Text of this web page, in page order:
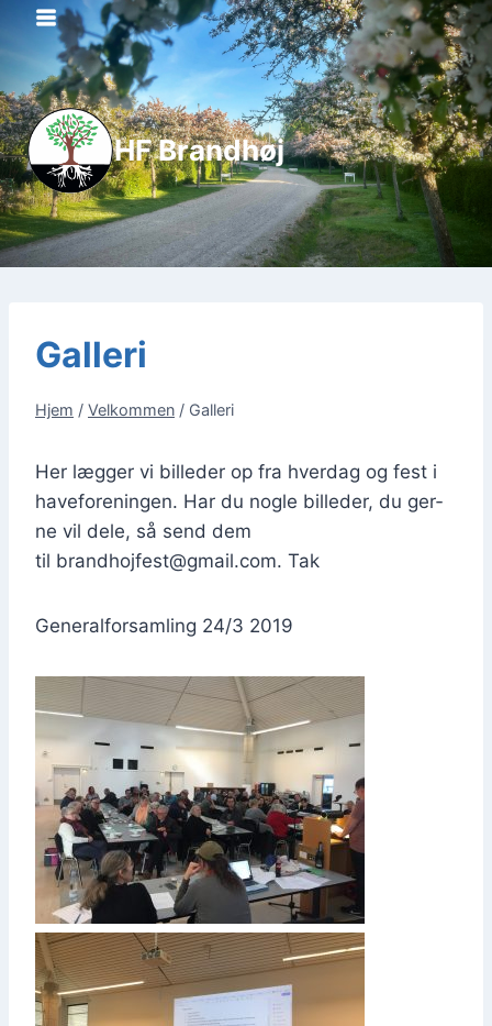
Fortsæt
indhold
HF Brandhøj
Galleri
Hjem / Velkommen / Galleri
Her læg­ger vi bil­le­der op fra hver­dag og fest i
have­for­e­nin­gen. Har du nog­le bil­le­der, du ger­
ne vil dele, så send dem
til brandhojfest@gmail.com. Tak
Gene­ral­for­sam­ling 24/3 2019